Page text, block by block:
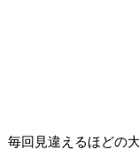
毎回見違えるほどの